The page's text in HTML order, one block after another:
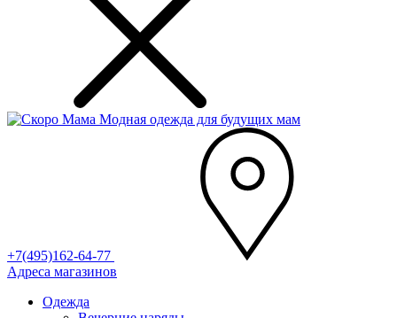
Модная одежда для будущих мам
+7(495)162-64-77
Адреса магазинов
Одежда